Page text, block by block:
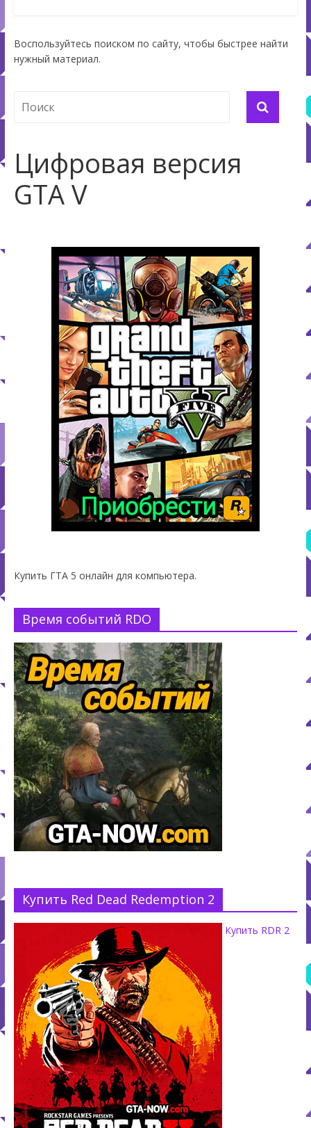
Воспользуйтесь поиском по сайту, чтобы быстрее найти
нужный материал.
Цифровая версия
GTA V
Купить ГТА 5 онлайн для компьютера.
Время событий RDO
Купить Red Dead Redemption 2
Купить RDR 2